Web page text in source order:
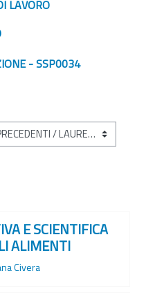
LAVORO
- SSP0034
courses
E SCIENTIFICA
ALIMENTI
Civera